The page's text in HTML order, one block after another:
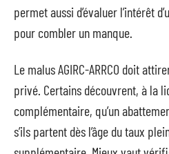
permet aussi d’évaluer l’intérêt
pour combler un manque.
Le malus AGIRC-ARRCO doit
privé. Certains découvrent, à la
complémentaire, qu’un
s’ils partent dès l’âge du taux